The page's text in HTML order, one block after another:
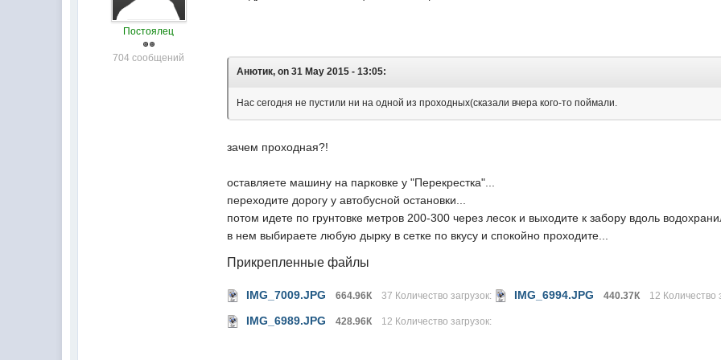
Постоялец
704 сообщений
Анютик, on 31 May 2015 - 13:05:
Нас сегодня не пустили ни на одной из проходных(сказали вчера кого-то поймали.
зачем проходная?!
оставляете машину на парковке у "Перекрестка"...
переходите дорогу у автобусной остановки...
потом идете по грунтовке метров 200-300 через лесок и выходите к забору вдоль
в нем выбираете любую дырку в сетке по вкусу и спокойно проходите...
Прикрепленные файлы
IMG_7009.JPG 664.96К 37 Количество загрузок: IMG_6994.JPG 440.37К 12 Количество
IMG_6989.JPG 428.96К 12 Количество загрузок: